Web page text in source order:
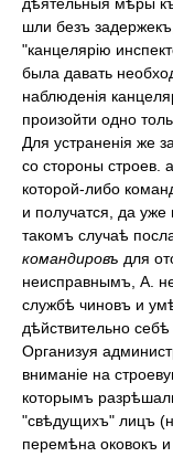
шли безъ
"канцелярію
была давать
наблюденія
произойти одно
Для устраненія же
со стороны строев.
которой-либо
и получатся, да уже
такомъ случаѣ
командировъ для
неисправнымъ, А.
службѣ чиновъ и
дѣйствительно
Организуя
вниманіе на
которымъ
"свѣдущихъ" лицъ
перемѣна оковокъ и